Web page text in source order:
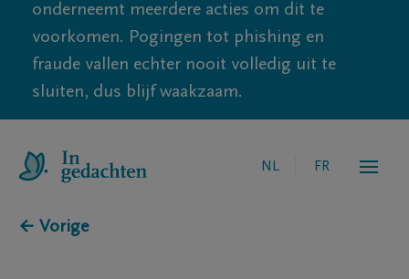
onderneemt meerdere acties om dit te
voorkomen. Pogingen tot phishing en
fraude vallen echter nooit volledig uit te
sluiten, dus blijf waakzaam.
NL FR
← Vorige